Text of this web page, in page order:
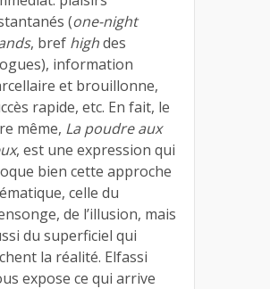
(one-night
, bref highdes
information
et brouillonne,
rapide, etc. En fait, le
même, La poudre aux
, est une expression qui
bien cette approche
celle du
de l’illusion, mais
du superficiel qui
la réalité. Elfassi
expose ce qui arrive